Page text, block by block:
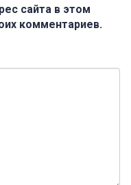
сайта в этом
комментариев.